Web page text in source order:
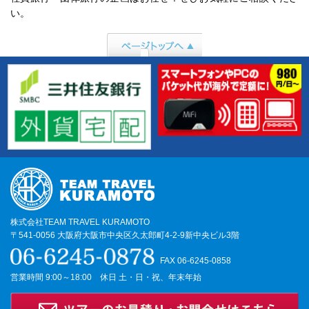
い。
ページトップへ行
株式会社TEAM TRAVEL KURAMOTO
〒541-0056 大阪府大阪市中央区久太郎町4-2-9新中央ビル3階
FAX 06-6245-0858
営業時間 9:00～18:00 休日 土・日・祝、年末年始